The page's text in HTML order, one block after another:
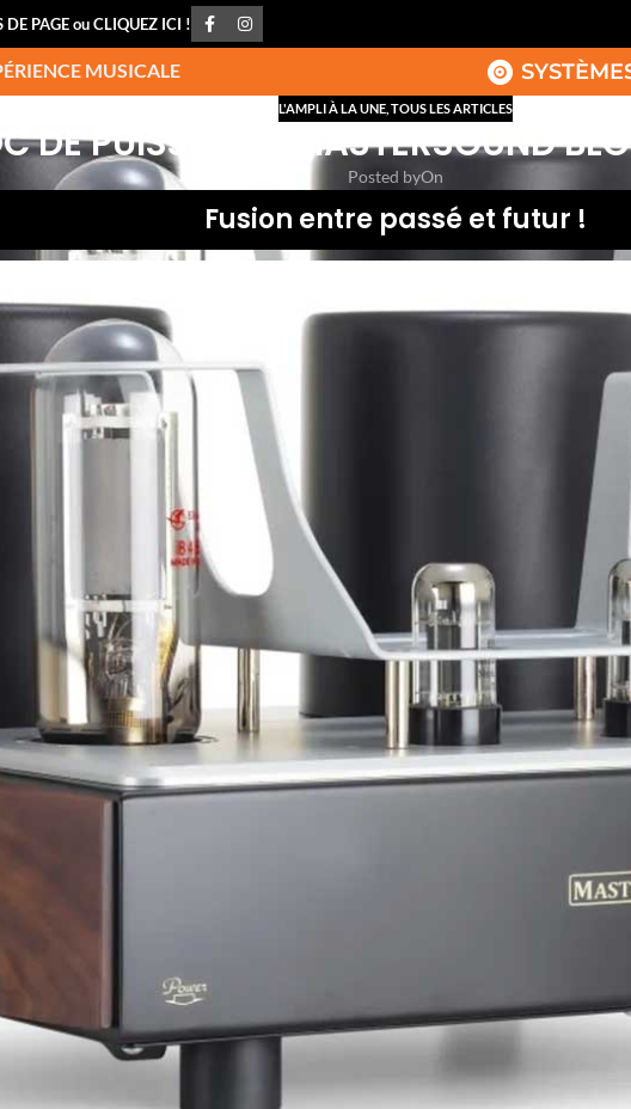
PAGE ou CLIQUEZ ICI !
MUSICALE
L'AMPLI À LA UNE TOUS LES ARTICLES
DE PUISSANCE MASTERSOUND
Posted byOn
Fusion entre passé et futur !